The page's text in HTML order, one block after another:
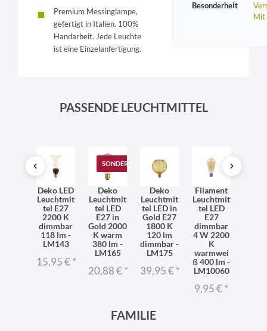
Premium Messinglampe,
gefertigt in Italien. 100%
Handarbeit. Jede Leuchte
ist eine Einzelanfertigung.
Besonderheit
Mit
PASSENDE LEUCHTMITTEL
Deko LED
Leuchtmit
tel E27
2200 K
dimmbar
118 lm -
LM143
15,95 €*
SONDERANGEBOT
Deko
Leuchtmit
tel LED
E27 in
Gold 2000
K warm
380 lm -
LM165
20,88 €*
Deko
Leuchtmit
tel LED in
Gold E27
1800 K
120 lm
dimmbar -
LM175
39,95 €*
Filament
Leuchtmit
tel LED
E27
dimmbar
4 W 2200
K
warmwei
ß 400 lm -
LM10060
9,95 €*
FAMILIE